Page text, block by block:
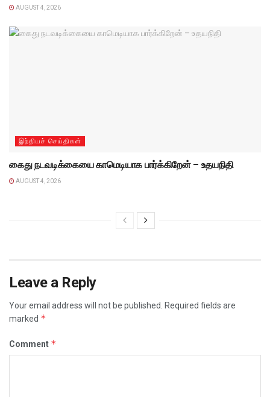
AUGUST 4, 2026
இந்தியச் செய்திகள்
கைது நடவடிக்கையை காமெடியாக பார்க்கிறேன் – உதயநிதி
AUGUST 4, 2026
Leave a Reply
Your email address will not be published.
Required fields are
marked *
Comment *